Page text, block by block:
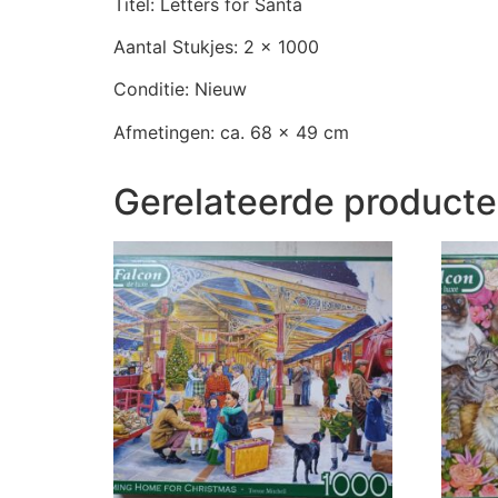
Aantal Stukjes: 2 x 1000
Conditie: Nieuw
Afmetingen: ca. 68 x 49 cm
Gerelateerde